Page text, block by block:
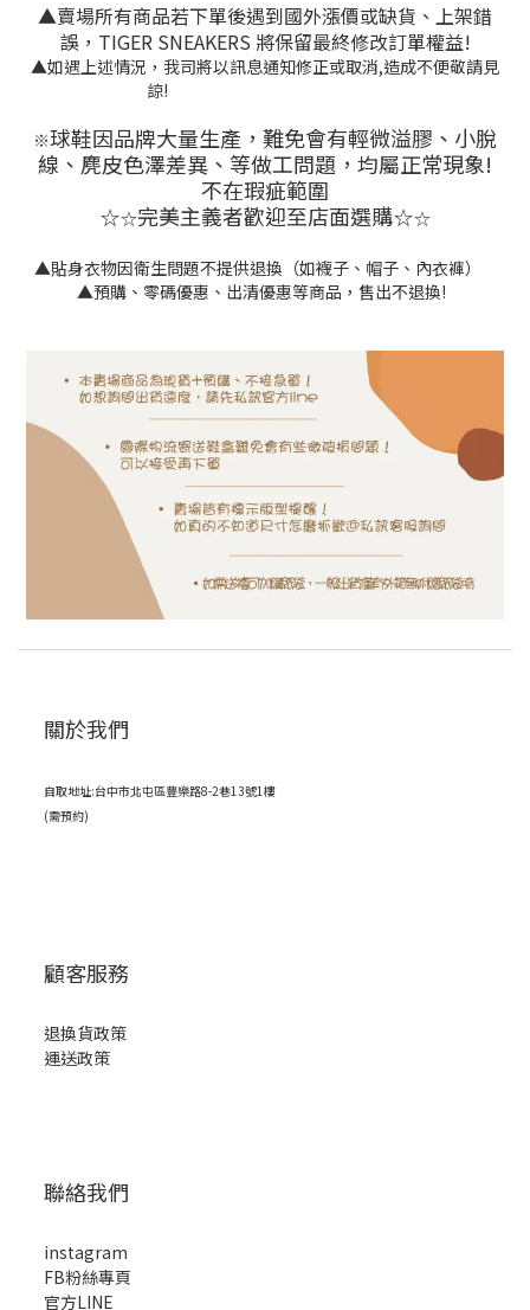
▲賣場所有商品若下單後遇到國外漲價或缺貨、上架錯
誤，TIGER SNEAKERS 將保留最終修改訂單權益!
▲如遇上述情況，我司將以訊息通知修正或取消,造成不便敬請見
諒!
※球鞋因品牌大量生產，難免會有輕微溢膠、小脫
線、麂皮色澤差異 、等做工問題，均屬正常現象!
不在瑕疵範圍
☆☆完美主義者歡迎至店面選購☆☆
▲貼身衣物因衛生問題不提供退換（如襪子、帽子、內衣褲）
▲預購、零碼優惠、出清優惠等商品，售出不退換!
關於我們
自取地址:台中市北屯區豐樂路8-2巷13號1樓
(需預約)
顧客服務
退換貨政策
運送政策
聯絡我們
instagram
FB粉絲專頁
官方LINE